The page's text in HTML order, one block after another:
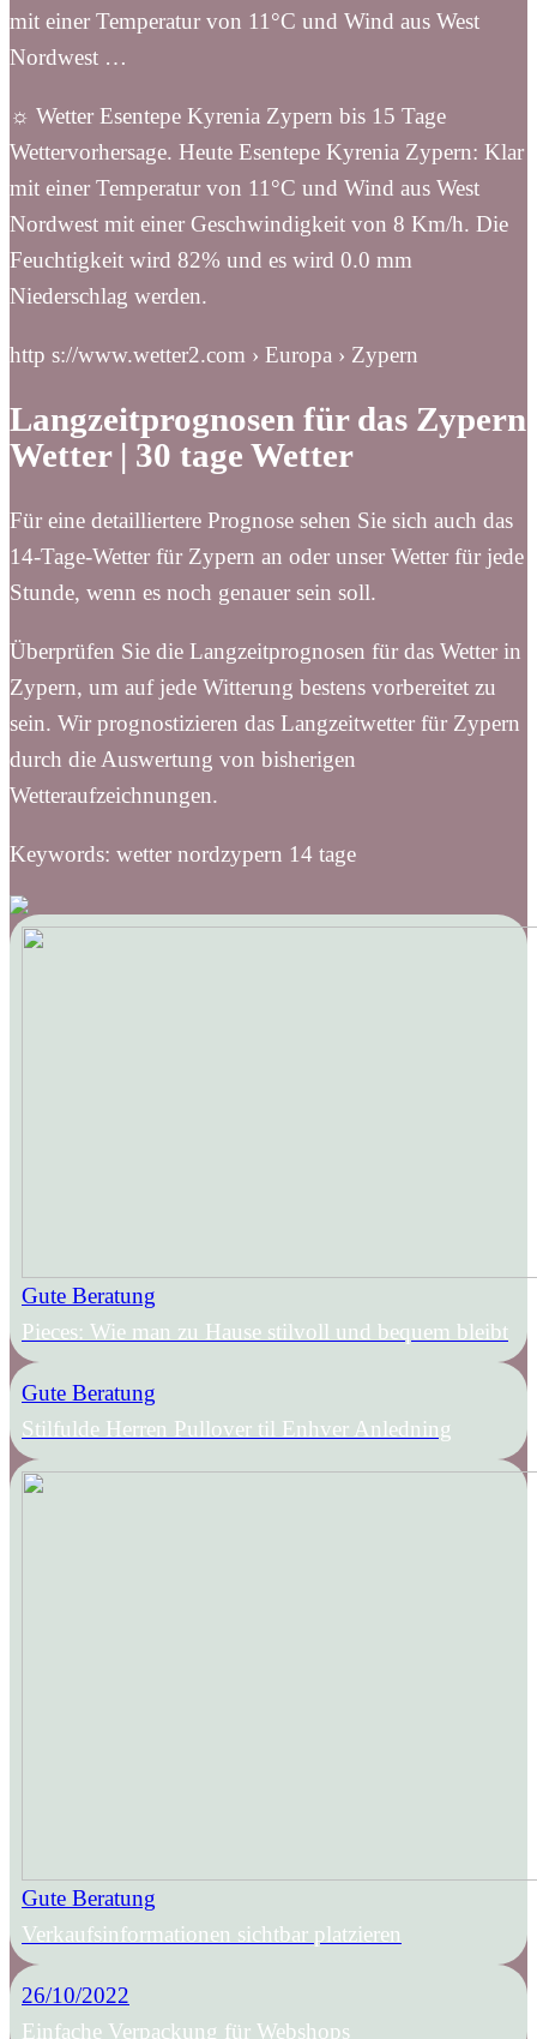
mit einer Temperatur von 11°C und Wind aus West
Nordwest …
☼ Wetter Esentepe Kyrenia Zypern bis 15 Tage
Wettervorhersage. Heute Esentepe Kyrenia Zypern: Klar
mit einer Temperatur von 11°C und Wind aus West
Nordwest mit einer Geschwindigkeit von 8 Km/h. Die
Feuchtigkeit wird 82% und es wird 0.0 mm
Niederschlag werden.
http s://www.wetter2.com › Europa › Zypern
Langzeitprognosen für das Zypern
Wetter | 30 tage Wetter
Für eine detailliertere Prognose sehen Sie sich auch das
14-Tage-Wetter für Zypern an oder unser Wetter für jede
Stunde, wenn es noch genauer sein soll.
Überprüfen Sie die Langzeitprognosen für das Wetter in
Zypern, um auf jede Witterung bestens vorbereitet zu
sein. Wir prognostizieren das Langzeitwetter für Zypern
durch die Auswertung von bisherigen
Wetteraufzeichnungen.
Keywords: wetter nordzypern 14 tage
Gute Beratung
Pieces: Wie man zu Hause stilvoll und bequem bleibt
Gute Beratung
Stilfulde Herren Pullover til Enhver Anledning
Gute Beratung
Verkaufsinformationen sichtbar platzieren
26/10/2022
Einfache Verpackung für Webshops